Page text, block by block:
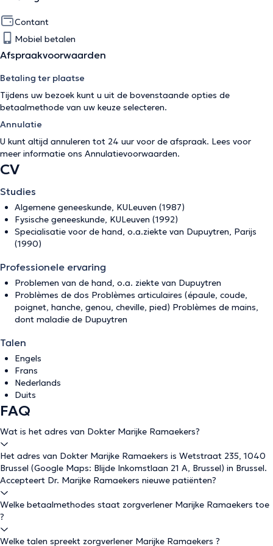
Contant
Mobiel betalen
Afspraakvoorwaarden
Betaling ter plaatse
Tijdens uw bezoek kunt u uit de bovenstaande opties de
betaalmethode van uw keuze selecteren.
Annulatie
U kunt altijd annuleren tot 24 uur voor de afspraak. Lees voor
meer informatie ons Annulatievoorwaarden.
CV
Studies
Algemene geneeskunde, KULeuven (1987)
Fysische geneeskunde, KULeuven (1992)
Specialisatie voor de hand, o.a.ziekte van Dupuytren, Parijs
(1990)
Professionele ervaring
Problemen van de hand, o.a. ziekte van Dupuytren
Problèmes de dos Problèmes articulaires (épaule, coude,
poignet, hanche, genou, cheville, pied) Problèmes de mains,
dont maladie de Dupuytren
Talen
Engels
Frans
Nederlands
Duits
FAQ
Wat is het adres van Dokter Marijke Ramaekers?
Het adres van Dokter Marijke Ramaekers is Wetstraat 235, 1040
Brussel (Google Maps: Blijde Inkomstlaan 21 A, Brussel) in Brussel.
Accepteert Dr. Marijke Ramaekers nieuwe patiënten?
Welke betaalmethodes staat zorgverlener Marijke Ramaekers toe
?
Welke talen spreekt zorgverlener Marijke Ramaekers ?